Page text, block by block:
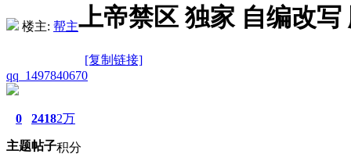
楼主: 帮主上帝禁区 独家 自编改写
[复制链接]
qq_1497840670
0
主题
2418
帖子
2万
积分